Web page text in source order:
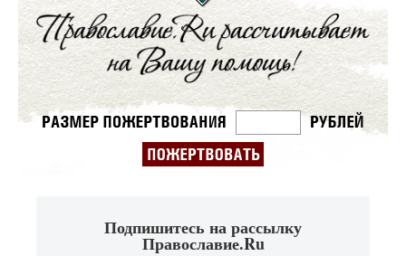
Подпишитесь на рассылку
Православие.Ru